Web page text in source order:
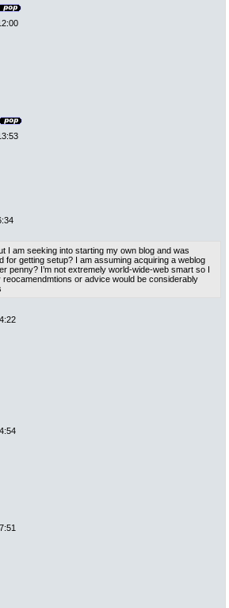
I am seeking into starting my own blog and was
for getting setup? I am assuming acquiring a weblog
penny? I’m not extremely world-wide-web smart so I
reocamendmtions or advice would be considerably